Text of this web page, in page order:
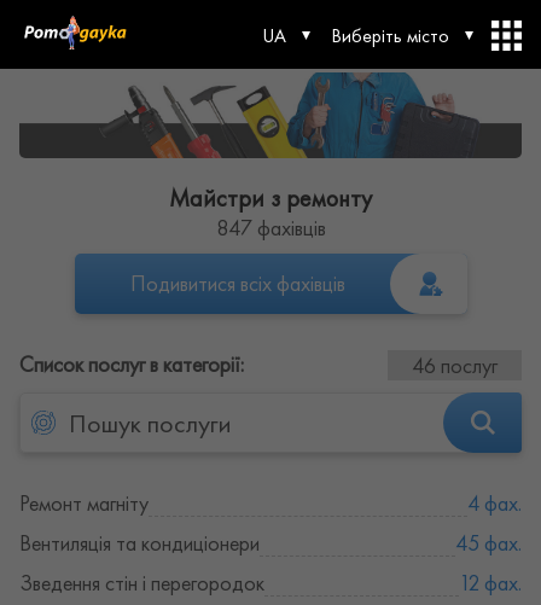
UA Виберіть місто
Майстри з ремонту
847 фахівців
Подивитися всіх фахівців
Список послуг в категорії: 46 послуг
Ремонт магніту
4 фах.
Вентиляція та кондиціонери
45 фах.
Зведення стін і перегородок
12 фах.